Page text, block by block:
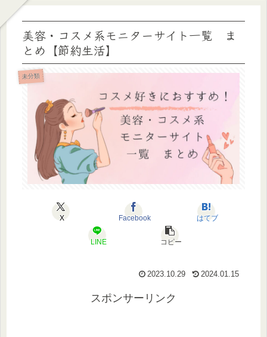
美容・コスメ系モニターサイト一覧 ま
とめ【節約生活】
未分類
X Facebook はてブ
LINE コピー
2023.10.29 2024.01.15
スポンサーリンク